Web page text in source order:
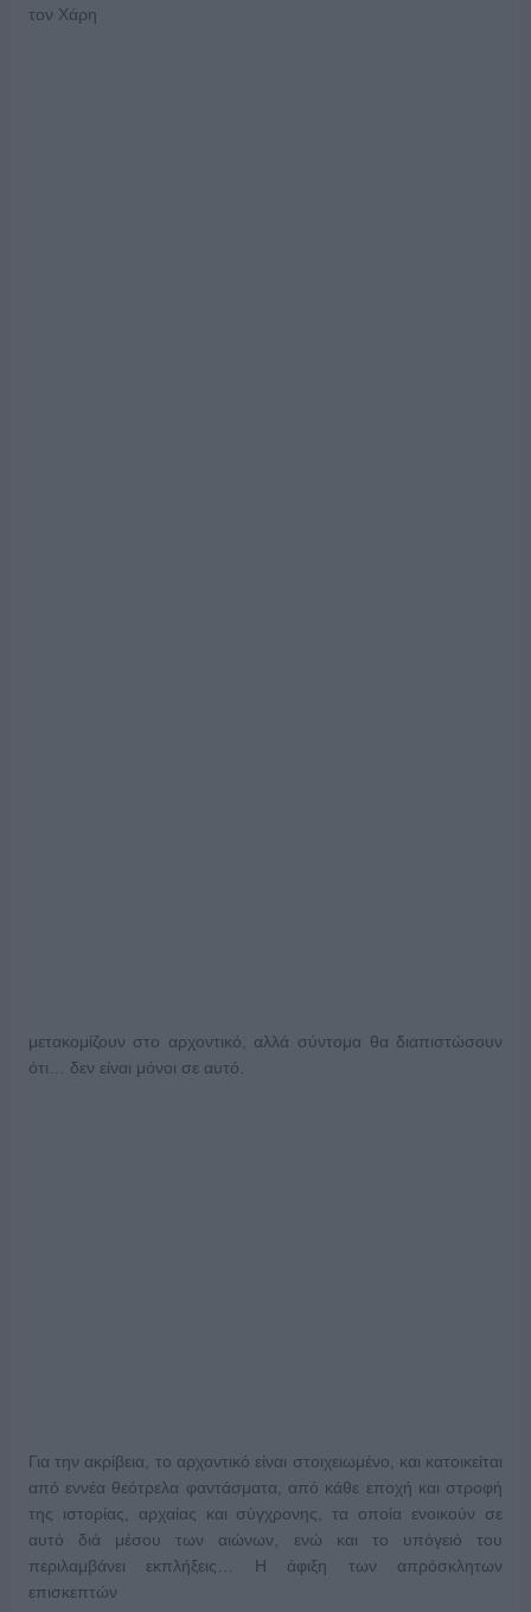
τον Χάρη
μετακομίζουν στο αρχοντικό, αλλά σύντομα θα διαπιστώσουν
ότι… δεν είναι μόνοι σε αυτό.
Για την ακρίβεια, το αρχοντικό είναι στοιχειωμένο, και κατοικείται
από εννέα θεότρελα φαντάσματα, από κάθε εποχή και στροφή
της ιστορίας, αρχαίας και σύγχρονης, τα οποία ενοικούν σε
αυτό διά μέσου των αιώνων, ενώ και το υπόγειό του
περιλαμβάνει εκπλήξεις… Η άφιξη των απρόσκλητων
επισκεπτών